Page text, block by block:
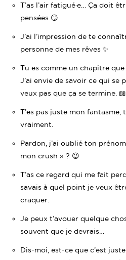
T’as l’air fatigué·e… Ça doit
pensées 😏
J’ai l’impression de te
personne de mes rêves ✨
Tu es comme un chapitre que
J’ai envie de savoir ce qui se
veux pas que ça se termine. 📖
T’es pas juste mon fantasme,
vraiment.
Pardon, j’ai oublié ton
mon crush » ? 😉
T’as ce regard qui me fait
savais à quel point je veux
craquer.
Je peux t’avouer quelque
souvent que je devrais…
Dis-moi, est-ce que c’est